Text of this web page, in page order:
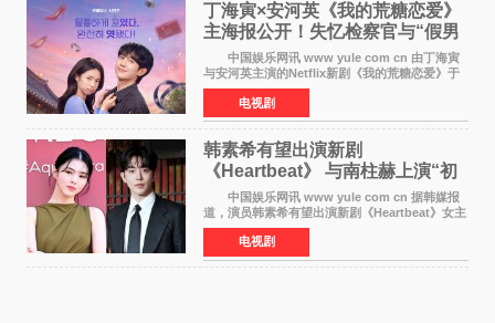
丁海寅×安河英《我的荒糖恋爱》
主海报公开！失忆检察官与“假男
友”同居罗曼史来
中国娱乐网讯 www yule com cn 由丁海寅
与安河英主演的Netflix新剧《我的荒糖恋爱》于
近日公开主海报，正式进入开播倒计时。 海
报中，两人并肩站在充满怀旧气息的九津麦芽村
街道上，丁
电视剧
韩素希有望出演新剧
《Heartbeat》 与南柱赫上演“初
恋归来”奇幻罗曼史
中国娱乐网讯 www yule com cn 据韩媒报
道，演员韩素希有望出演新剧《Heartbeat》女主
角，与南柱赫合作，引发高度关注。 韩素希
在剧中饰演能够看到过去的女人洪莎朗一角，因
初恋的意外
电视剧